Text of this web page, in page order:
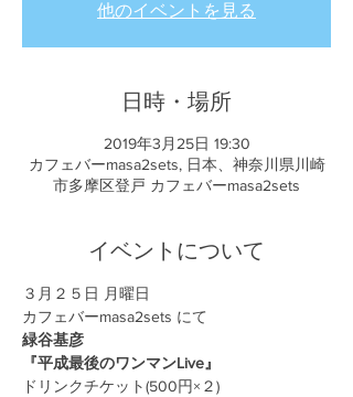
他のイベントを見る
日時・場所
2019年3月25日 19:30
カフェバーmasa2sets, 日本、神奈川県川崎
市多摩区登戸 カフェバーmasa2sets
イベントについて
３月２５日 月曜日
カフェバーmasa2sets にて
緑谷基彦
『平成最後のワンマンLive』
ドリンクチケット(500円×２)